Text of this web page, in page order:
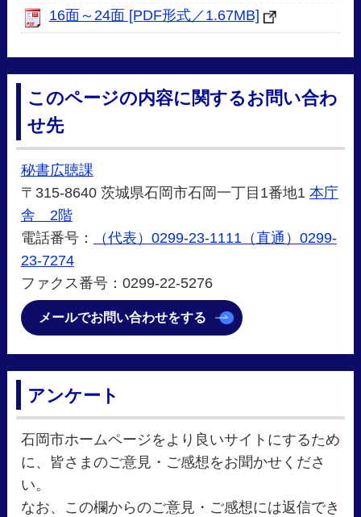
16面～24面 [PDF形式／1.67MB]
このページの内容に関するお問い合わ
せ先
秘書広聴課
〒315-8640 茨城県石岡市石岡一丁目1番地1 本庁
舎 2階
電話番号：
（代表）0299-23-1111（直通）0299-
23-7274
ファクス番号：0299-22-5276
メールでお問い合わせをする
アンケート
石岡市ホームページをより良いサイトにするため
に、皆さまのご意見・ご感想をお聞かせくださ
い。
なお、この欄からのご意見・ご感想には返信でき